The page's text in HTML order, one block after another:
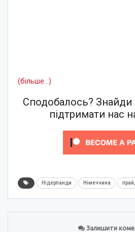
(більше…)
Сподобалось?
підтримати нас
Нідерланди Німеччина
Залишити